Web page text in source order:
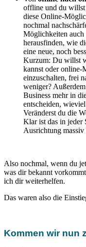
offline und du willst
diese Online-
nochmal
Möglichkeiten auch
herausfinden, wie
eine neue, noch
Kurzum: Du willst
kannst oder online-
einzuschalten, frei
weniger?
Business mehr in
entscheiden, wieviel
Veränderst du die
Klar ist das in jeder
Ausrichtung
Also nochmal, wenn du
was dir bekannt
ich dir weiterhelfen.
Das waren also die
Kommen wir nun